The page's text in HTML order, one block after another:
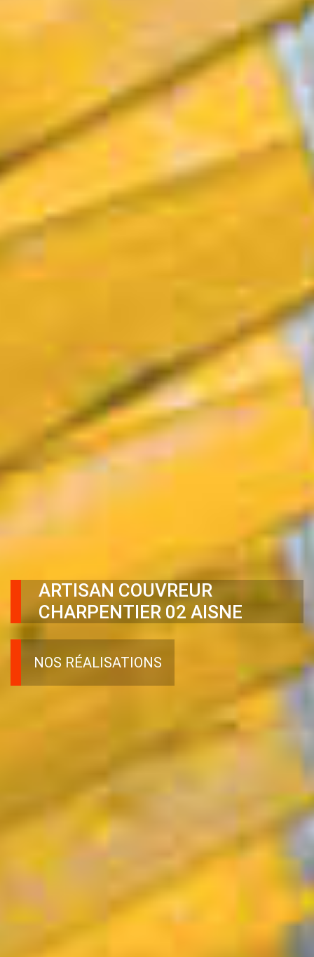
ARTISAN COUVREUR
CHARPENTIER 02 AISNE
NOS RÉALISATIONS